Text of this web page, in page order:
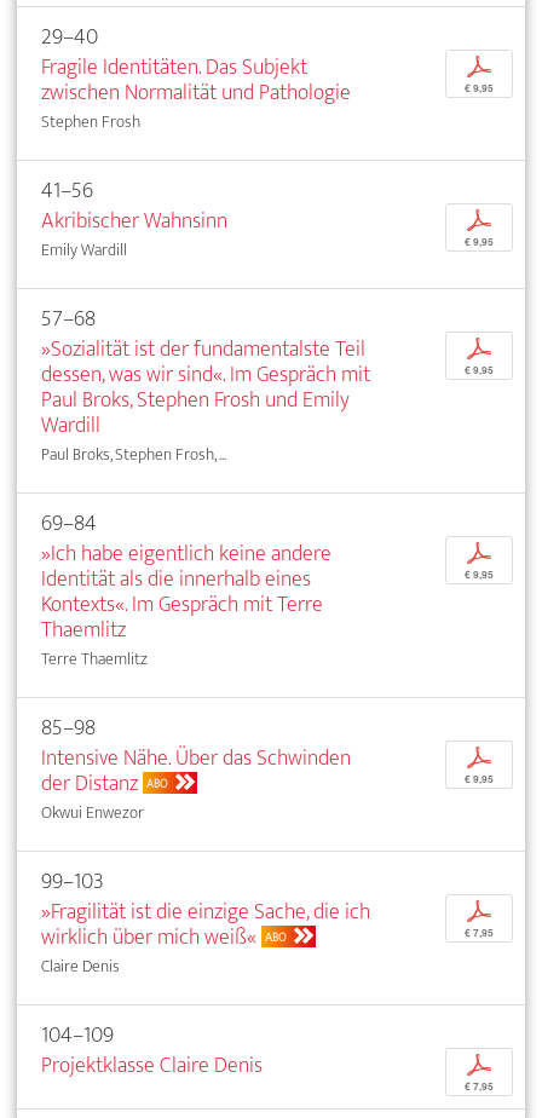
29–40
Fragile Identitäten. Das Subjekt
zwischen Normalität und Pathologie
Stephen Frosh
p
€ 9,95
41–56
Akribischer Wahnsinn
Emily Wardill
p
€ 9,95
57–68
»Sozialität ist der fundamentalste Teil
dessen, was wir sind«. Im Gespräch mit
Paul Broks, Stephen Frosh und Emily
Wardill
Paul Broks, Stephen Frosh, ...
p
€ 9,95
69–84
»Ich habe eigentlich keine andere
Identität als die innerhalb eines
Kontexts«. Im Gespräch mit Terre
Thaemlitz
Terre Thaemlitz
p
€ 9,95
85–98
Intensive Nähe. Über das Schwinden
der Distanz ABO
Okwui Enwezor
p
€ 9,95
99–103
»Fragilität ist die einzige Sache, die ich
wirklich über mich weiß« ABO
Claire Denis
p
€ 7,95
104–109
Projektklasse Claire Denis
p
€ 7,95